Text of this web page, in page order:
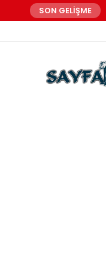
SON GELİŞME